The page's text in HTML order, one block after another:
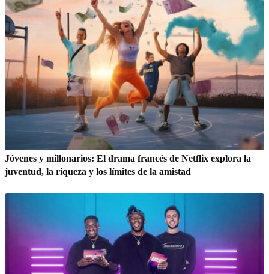
Jóvenes y millonarios: El drama francés de Netflix explora la
juventud, la riqueza y los límites de la amistad